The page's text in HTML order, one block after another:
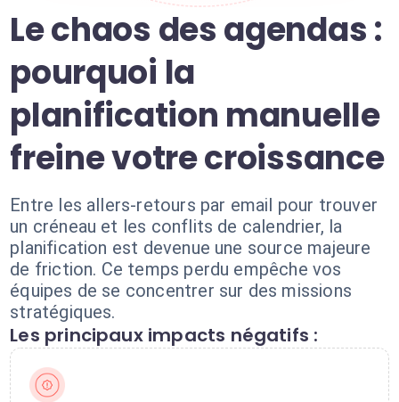
Le chaos des agendas :
pourquoi la
planification manuelle
freine votre croissance
Entre les allers-retours par email pour trouver
un créneau et les conflits de calendrier, la
planification est devenue une source majeure
de friction. Ce temps perdu empêche vos
équipes de se concentrer sur des missions
stratégiques.
Les principaux impacts négatifs :